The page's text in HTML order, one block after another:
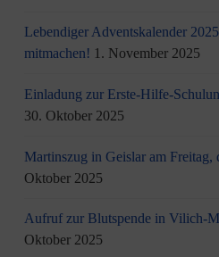
Lebendiger Adventskalender
mitmachen! 1. November 2025
Einladung zur Erste-Hilfe-
30. Oktober 2025
Martinszug in Geislar am Freitag,
Oktober 2025
Aufruf zur Blutspende in Vilich-
Oktober 2025